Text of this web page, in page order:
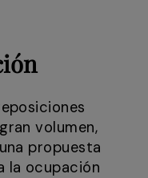
volumen,
propuesta
la ocupación